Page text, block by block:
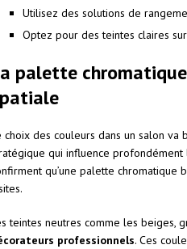
Utilisez des solutions de
Optez pour des teintes claires
palette
choix des couleurs dans un salon
qui influence profondément
qu’une palette chromatique
teintes neutres comme les beiges,
professionnels. Ces